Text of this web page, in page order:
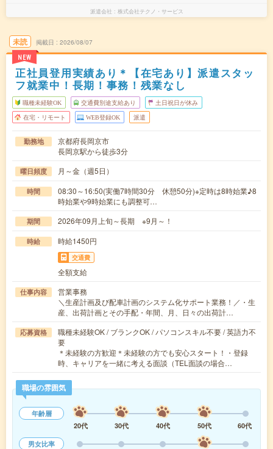
派遣会社 株式会社テクノ・サービス
未読
NEW
掲載日 2026/08/07
正社員登用実績あり＊【在宅あり】派遣スタッ
フ就業中！長期！事務！残業なし
職種未経験OK 交通費別途支給あり 土日祝日が休み
在宅・リモート WEB登録OK 派遣
勤務地
京都府長岡京市
長岡京駅から徒歩3分
曜日頻度 月～金（週5日）
時間
08:30～16:50(実働7時間30分 休憩50分)※定時は8時始業♪8
時始業や9時始業にも調整可…
期間 2026年09月上旬～長期 ※9月～！
時給 時給1450円
交通費
全額支給
仕事内容
営業事務
＼生産計画及び配車計画のシステム化サポート業務！／・生
産、出荷計画とその手配・年間、月、日々の出荷計…
応募資格
職種未経験OK / ブランクOK / パソコンスキル不要 / 英語力不
要
＊未経験の方歓迎＊未経験の方でも安心スタート！・登録
時、キャリアを一緒に考える面談（TEL面談の場合…
職場の雰囲気
年齢層
20代
30代 40代 50代
60代
男女比率